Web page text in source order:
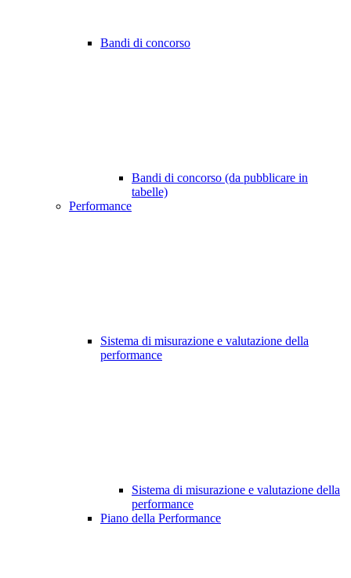
Bandi di concorso
Bandi di concorso (da pubblicare in
tabelle)
Performance
Sistema di misurazione e valutazione della
performance
Sistema di misurazione e valutazione della
performance
Piano della Performance